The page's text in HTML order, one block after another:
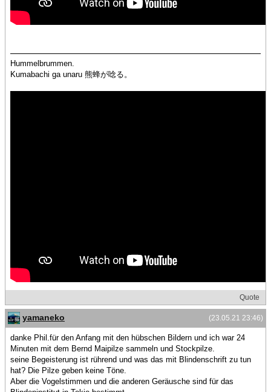
Hummelbrummen.
Kumabachi ga unaru 熊蜂が唸る。
Quote
(23.05.21 23:46)
yamaneko
danke Phil.für den Anfang mit den hübschen Bildern und ich war 24
Minuten mit dem Bernd Maipilze sammeln und Stockpilze.
seine Begeisterung ist rührend und was das mit Blindenschrift zu tun
hat? Die Pilze geben keine Töne.
Aber die Vogelstimmen und die anderen Geräusche sind für das